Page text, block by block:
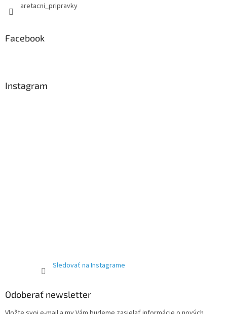
aretacni_pripravky
Facebook
Instagram
Sledovať na Instagrame
Odoberať newsletter